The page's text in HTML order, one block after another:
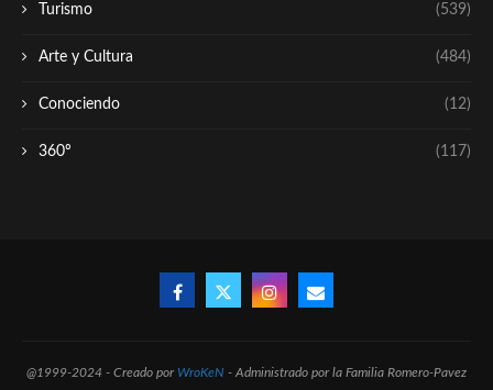
Turismo (539)
Arte y Cultura (484)
Conociendo (12)
360º (117)
@1999-2024 - Creado por WroKeN - Administrado por la Familia Romero-Pavez